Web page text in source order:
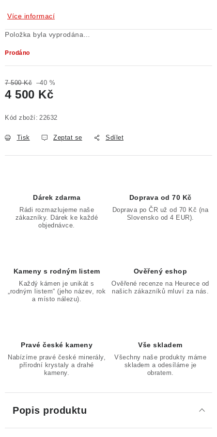
Více informací
Položka byla vyprodána…
Prodáno
7 500 Kč –40 %
4 500 Kč
Kód zboží: 22632
Tisk Zeptat se Sdílet
Dárek zdarma
Rádi rozmazlujeme naše
zákazníky. Dárek ke každé
objednávce.
Doprava od 70 Kč
Doprava po ČR už od 70 Kč (na
Slovensko od 4 EUR).
Kameny s rodným listem
Každý kámen je unikát s
„rodným listem“ (jeho název, rok
a místo nálezu).
Ověřený eshop
Ověřené recenze na Heurece od
našich zákazníků mluví za nás.
Pravé české kameny
Nabízíme pravé české minerály,
přírodní krystaly a drahé
kameny.
Vše skladem
Všechny naše produkty máme
skladem a odesíláme je
obratem.
Popis produktu